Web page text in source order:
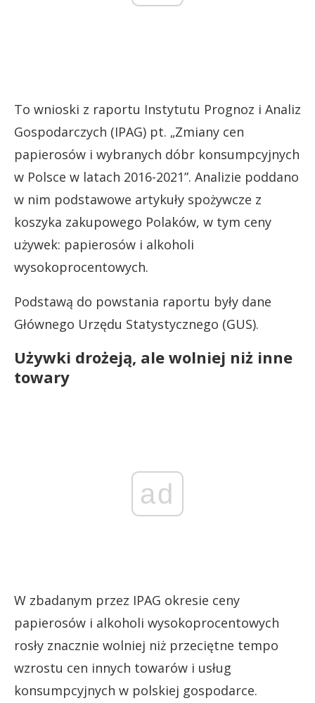
To wnioski z raportu Instytutu Prognoz i Analiz
Gospodarczych (IPAG) pt. „Zmiany cen
papierosów i wybranych dóbr konsumpcyjnych
w Polsce w latach 2016-2021”. Analizie poddano
w nim podstawowe artykuły spożywcze z
koszyka zakupowego Polaków, w tym ceny
używek: papierosów i alkoholi
wysokoprocentowych.
Podstawą do powstania raportu były dane
Głównego Urzędu Statystycznego (GUS).
Używki drożeją, ale wolniej niż inne
towary
ad
W zbadanym przez IPAG okresie ceny
papierosów i alkoholi wysokoprocentowych
rosły znacznie wolniej niż przeciętne tempo
wzrostu cen innych towarów i usług
konsumpcyjnych w polskiej gospodarce.